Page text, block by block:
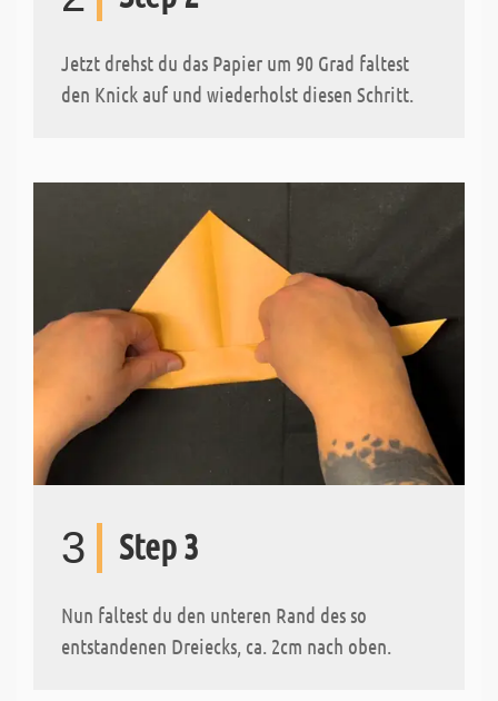
Jetzt drehst du das Papier um 90 Grad faltest
den Knick auf und wiederholst diesen Schritt.
3 Step 3
Nun faltest du den unteren Rand des so
entstandenen Dreiecks, ca. 2cm nach oben.